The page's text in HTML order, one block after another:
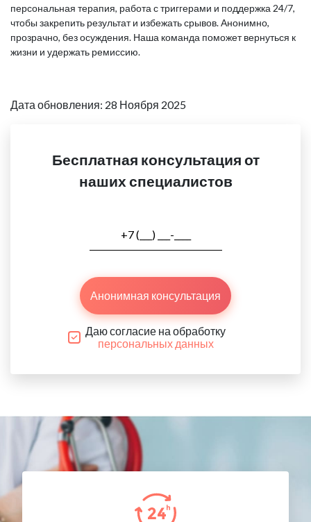
персональная терапия, работа с триггерами и поддержка 24/7,
чтобы закрепить результат и избежать срывов. Анонимно,
прозрачно, без осуждения. Наша команда поможет вернуться к
жизни и удержать ремиссию.
Дата обновления: 28 Ноября 2025
Бесплатная консультация от
наших специалистов
Анонимная консультация
Даю согласие на обработку
персональных данных